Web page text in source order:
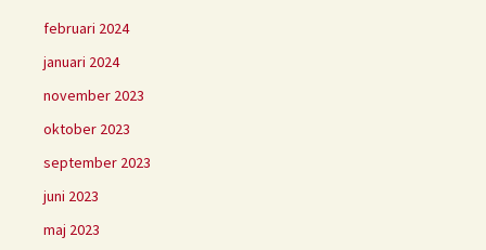
februari 2024
januari 2024
november 2023
oktober 2023
september 2023
juni 2023
maj 2023